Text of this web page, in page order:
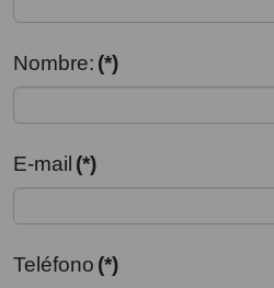
Nombre: (*)
E-mail (*)
Teléfono (*)